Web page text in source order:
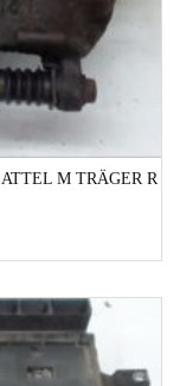
M TRÄGER R